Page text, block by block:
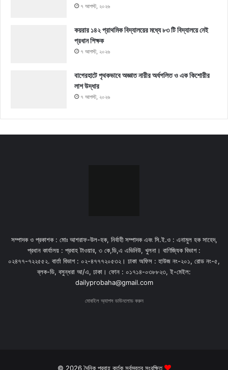
৭ আগস্ট, ২০২৬
কয়রার ১৪২ প্রাথমিক বিদ্যালয়ের মধ্যে ৮৩ টি বিদ্যালয়ে নেই
প্রধান শিক্ষক
৭ আগস্ট, ২০২৬
বাগেরহাটে পৃথকভাবে অজ্ঞাত নারীর অর্ধগলিত ও এক কিশোরীর
লাশ উদ্ধার
৭ আগস্ট, ২০২৬
সম্পাদক ও প্রকাশক : মোঃ আশরাফ-উল-হক, নির্বাহী সম্পাদক এবং সি.ই.ও : এনামুল হক সাহেদ,
প্রধান কার্যালয় : প্রবাহ টাওয়ার, ৩ কে,ডি,এ এভিনিউ, খুলনা। বাণিজ্যিক বিভাগ :
০২৪৭৭-৭২২৫৫২. বার্তা বিভাগ : ০২-৪৭৭৭২০৫৩২। ঢাকা অফিস : হাউজ নং-২০১, রোড নং-৫,
ব্লক-ডি, বসুন্ধরা আ/এ, ঢাকা। ফোন : ০১৭১৪-০৩৮৮২৩, ই-মেইল:
dailyprobaha@gmail.com
মোবাইল অ্যাপস ডাউনলোড করুন
© 2026 দৈনিক প্রবাহ কর্তৃক সর্বস্বত্ব সংরক্ষিত